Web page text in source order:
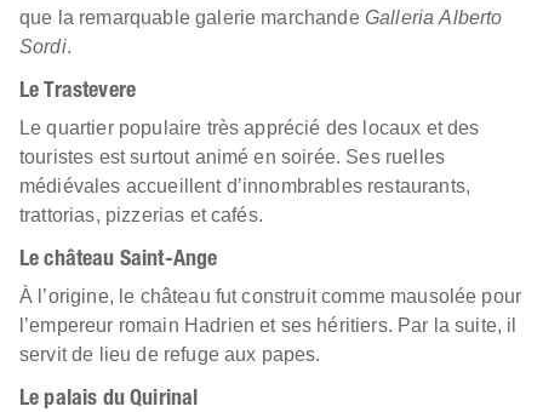
que la remarquable galerie marchande Galleria Alberto
Sordi.
Le Trastevere
Le quartier populaire très apprécié des locaux et des
touristes est surtout animé en soirée. Ses ruelles
médiévales accueillent d’innombrables restaurants,
trattorias, pizzerias et cafés.
Le château Saint-Ange
À l’origine, le château fut construit comme mausolée pour
l’empereur romain Hadrien et ses héritiers. Par la suite, il
servit de lieu de refuge aux papes.
Le palais du Quirinal